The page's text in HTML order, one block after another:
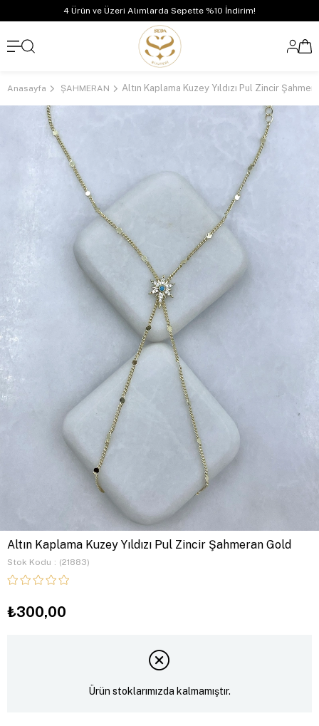
4 Ürün ve Üzeri Alımlarda Sepette %10 İndirim!
Anasayfa ŞAHMERAN Altın Kaplama Kuzey Yıldızı Pul Zincir
Altın Kaplama Kuzey Yıldızı Pul Zincir Şahmeran Gold
Stok Kodu (21883)
₺300,00
Ürün stoklarımızda kalmamıştır.